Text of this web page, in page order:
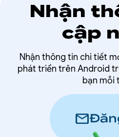
Nhận
cập
Nhận thông tin chi tiết
phát triển trên Android
bạn mỗi
mail